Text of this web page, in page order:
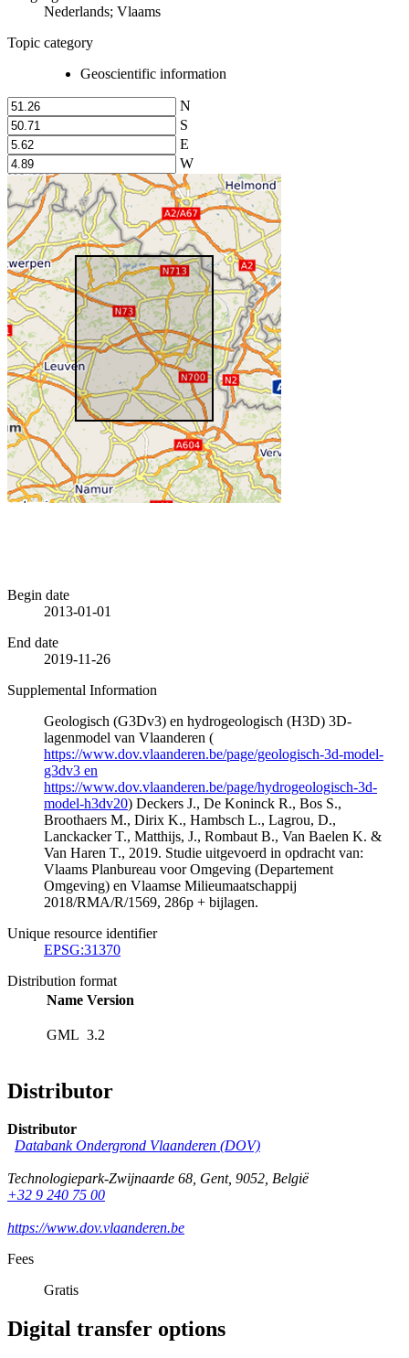
Nederlands; Vlaams
Topic category
Geoscientific information
N
S
E
W
Begin date
2013-01-01
End date
2019-11-26
Supplemental Information
Geologisch (G3Dv3) en hydrogeologisch (H3D) 3D-
lagenmodel van Vlaanderen (
https://www.dov.vlaanderen.be/page/geologisch-3d-model-
g3dv3 en
https://www.dov.vlaanderen.be/page/hydrogeologisch-3d-
model-h3dv20) Deckers J., De Koninck R., Bos S.,
Broothaers M., Dirix K., Hambsch L., Lagrou, D.,
Lanckacker T., Matthijs, J., Rombaut B., Van Baelen K. &
Van Haren T., 2019. Studie uitgevoerd in opdracht van:
Vlaams Planbureau voor Omgeving (Departement
Omgeving) en Vlaamse Milieumaatschappij
2018/RMA/R/1569, 286p + bijlagen.
Unique resource identifier
EPSG:31370
Distribution format
Name Version
GML 3.2
Distributor
Distributor
Databank Ondergrond Vlaanderen (DOV)
Technologiepark-Zwijnaarde 68, Gent, 9052, België
+32 9 240 75 00
https://www.dov.vlaanderen.be
Fees
Gratis
Digital transfer options